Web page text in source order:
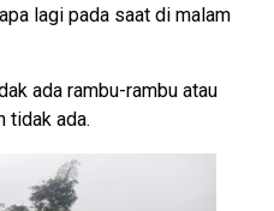
lagi pada saat di malam
ada rambu-rambu atau
tidak ada.